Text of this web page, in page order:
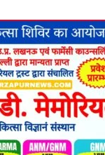
Hindi,
Today